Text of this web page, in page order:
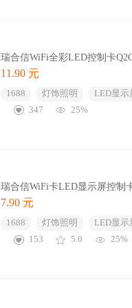
瑞合信WiFi全彩LED控制卡
11.90 元
1688 灯饰照明
LED显示
347
25%
瑞合信WiFi卡LED显示屏控制
7.90 元
1688 灯饰照明
LED显示
153
5.0 25%